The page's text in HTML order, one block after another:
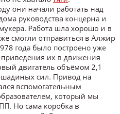
они начали работать над
руководства концерна и
Работа шла хорошо и в
смогли отправиться в Алжир
года было построено уже
их в движения
двигатель объёмом 2,1
сил. Привод на
вспомогательным
который мы
Но сама коробка в